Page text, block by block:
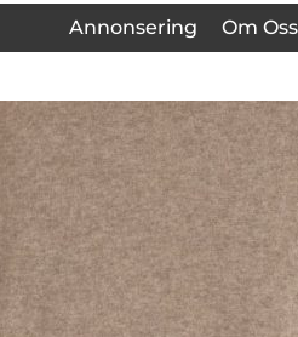
Annonsering Om Oss